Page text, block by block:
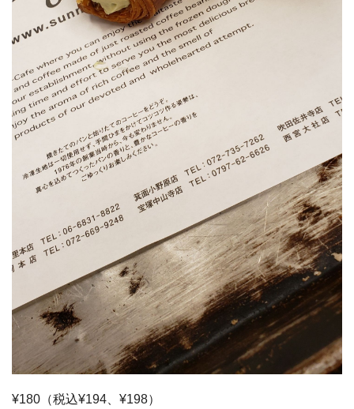
¥180（税込¥194、¥198）